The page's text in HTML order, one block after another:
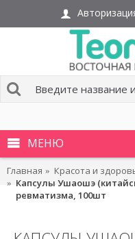
МЕНЮ
Главная Красота и
Капсулы Ушаошэ
ревматизма, 100шт